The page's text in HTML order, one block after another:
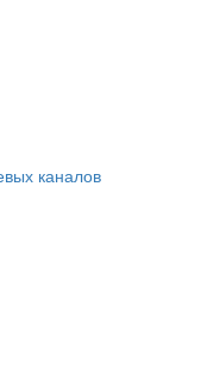
каналов